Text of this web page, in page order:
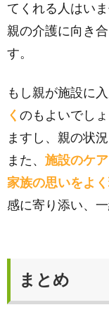
てくれる人はい
親の介護に向き
す。
もし親が施設に
く のもよいでし
ますし、親の状
また、 施設のケ
家族の思いをよ
感に寄り添い、
まとめ